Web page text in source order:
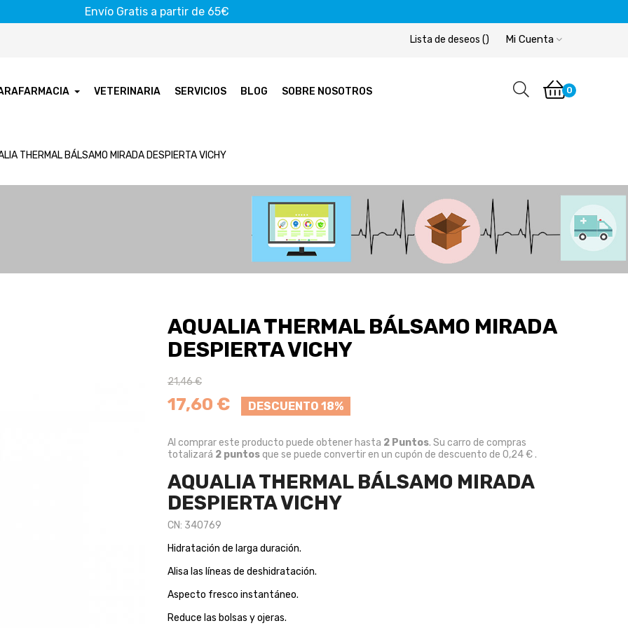
Envío Gratis a partir de 65€
Mi Cuenta
Lista de deseos ()
VETERINARIA SERVICIOS BLOG SOBRE NOSOTROS 0
THERMAL BÁLSAMO MIRADA DESPIERTA VICHY
AQUALIA THERMAL BÁLSAMO MIRADA
DESPIERTA VICHY
21,46 €
17,60 € DESCUENTO 18%
Al comprar este producto puede obtener hasta 2 Puntos. Su carro de compras
totalizará 2 puntosque se puede convertir en un cupón de descuento de 0,24 €.
AQUALIA THERMAL BÁLSAMO MIRADA
DESPIERTA VICHY
CN: 340769
Hidratación de larga duración.
Alisa las líneas de deshidratación.
Aspecto fresco instantáneo.
Reduce las bolsas y ojeras.